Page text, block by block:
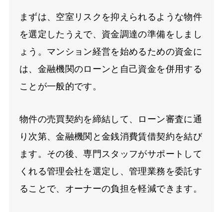
まずは、空室リスクを抑えられるような物件
を選定したうえで、資金調達の準備をしまし
ょう。マンション経営を始めるための資金に
は、金融機関のローンと自己資金を併用する
ことが一般的です。
物件の売買契約を締結して、ローン審査に通
り次第、金融機関と金銭消費賃借契約を結び
ます。その後、専門スタッフがサポートして
くれる管理会社を選定し、管理業務を委託す
ることで、オーナーの負担を軽減できます。